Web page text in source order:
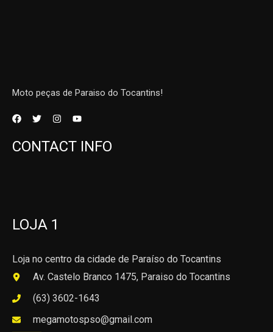
Moto peças de Paraiso do Tocantins!
CONTACT INFO
LOJA 1
Loja no centro da cidade de Paraíso do Tocantins
Av. Castelo Branco 1475, Paraiso do Tocantins
(63) 3602-1643
megamotospso@gmail.com